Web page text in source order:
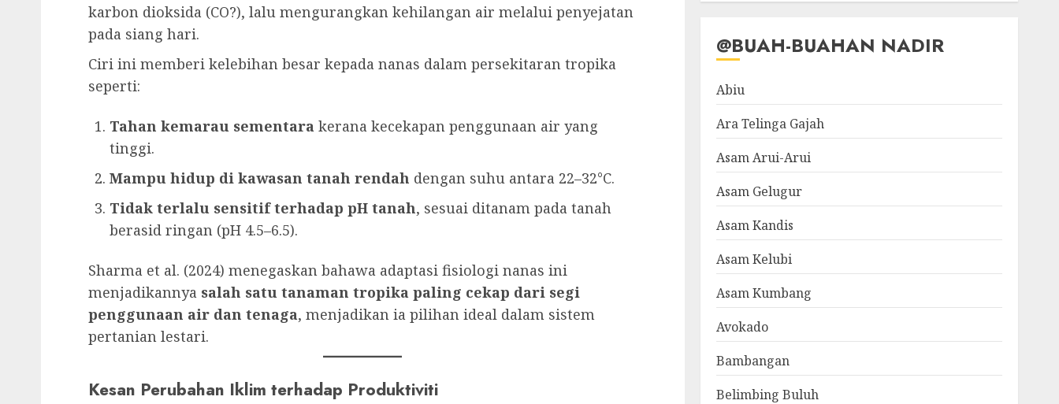
karbon dioksida (CO?), lalu mengurangkan kehilangan air melalui penyejatan
pada siang hari.
Ciri ini memberi kelebihan besar kepada nanas dalam persekitaran tropika
seperti:
Tahan kemarau sementara kerana kecekapan penggunaan air yang
tinggi.
Mampu hidup di kawasan tanah rendah dengan suhu antara 22–32°C.
Tidak terlalu sensitif terhadap pH tanah, sesuai ditanam pada tanah
berasid ringan (pH 4.5–6.5).
Sharma et al. (2024) menegaskan bahawa adaptasi fisiologi nanas ini
menjadikannya salah satu tanaman tropika paling cekap dari segi
penggunaan air dan tenaga, menjadikan ia pilihan ideal dalam sistem
pertanian lestari.
Kesan Perubahan Iklim terhadap Produktiviti
@BUAH-BUAHAN NADIR
Abiu
Ara Telinga Gajah
Asam Arui-Arui
Asam Gelugur
Asam Kandis
Asam Kelubi
Asam Kumbang
Avokado
Bambangan
Belimbing Buluh